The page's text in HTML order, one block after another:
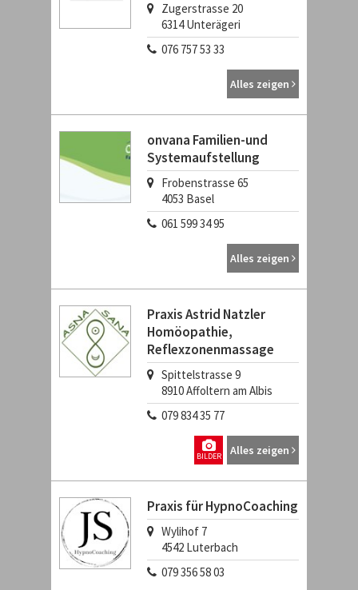
Zugerstrasse 20
6314 Unterägeri
076 757 53 33
Alles zeigen
onvana Familien-und
Systemaufstellung
Frobenstrasse 65
4053 Basel
061 599 34 95
Alles zeigen
Praxis Astrid Natzler
Homöopathie,
Reflexzonenmassage
Spittelstrasse 9
8910Affoltern am Albis
079 834 35 77
Alles zeigen
BILDER
Praxis für HypnoCoaching
Wylihof 7
4542 Luterbach
079 356 58 03